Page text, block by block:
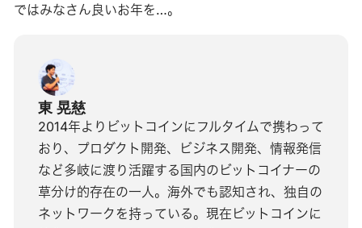
ではみなさん良いお年を…。
東 晃慈
2014年よりビットコインにフルタイムで携わって
おり、プロダクト開発、ビジネス開発、情報発信
など多岐に渡り活躍する国内のビットコイナーの
草分け的存在の一人。海外でも認知され、独自の
ネットワークを持っている。現在ビットコインに